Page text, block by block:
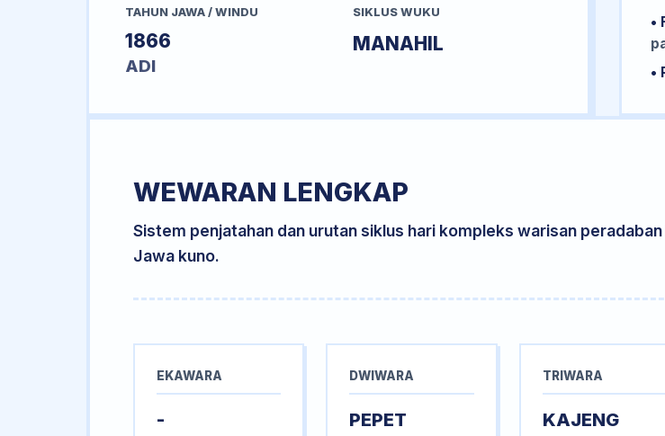
TAHUN JAWA / WINDU
1866
ADI
SIKLUS WUKU
MANAHIL
•
•
WEWARAN LENGKAP
Sistem penjatahan dan urutan siklus hari kompleks warisan peradaban
Jawa kuno.
EKAWARA
-
DWIWARA
PEPET
TRIWARA
KAJENG